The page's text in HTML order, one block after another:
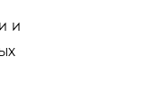
и